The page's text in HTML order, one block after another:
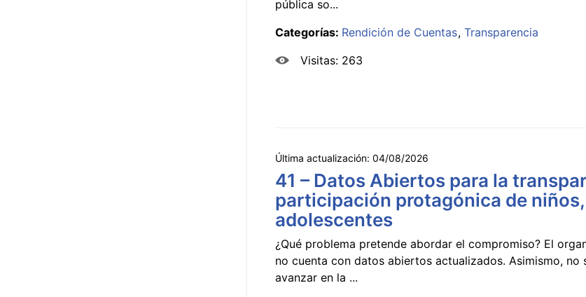
pública so...
Categorías: Rendición de Cuentas Transparencia
Visitas: 263
Última actualización: 04/08/2026
41 – Datos Abiertos para la
participación protagónica de
adolescentes
¿Qué problema pretende abordar el compromiso? El
no cuenta con datos abiertos actualizados. Asimismo, no
avanzar en la ...